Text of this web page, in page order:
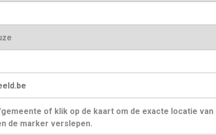
of klik op de kaart om de exacte locatie van
de marker verslepen.